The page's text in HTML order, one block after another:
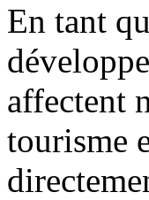
En tant
affectent
tourisme